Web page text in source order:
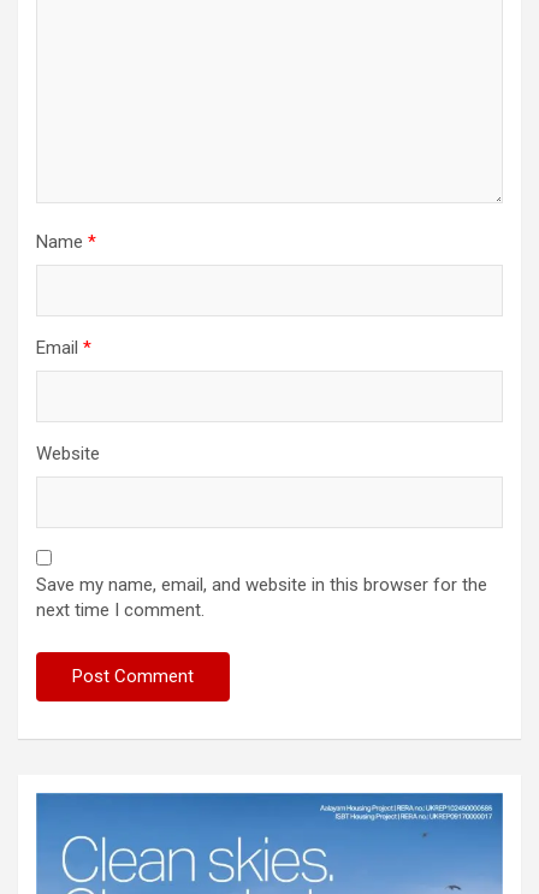
Name *
Email *
Website
Save my name, email, and website in this browser for the
next time I comment.